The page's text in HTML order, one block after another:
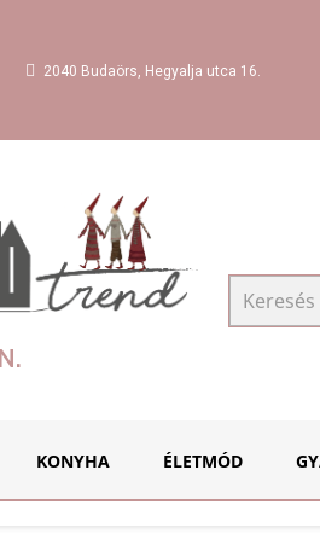
2040 Budaörs, Hegyalja utca 16.
KONYHA ÉLETMÓD